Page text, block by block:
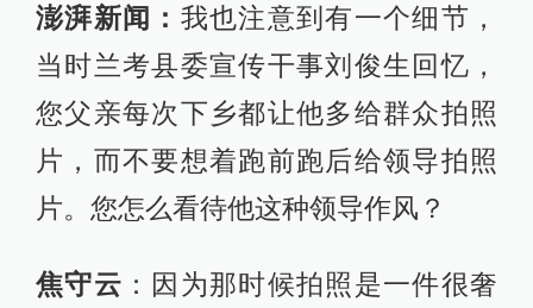
澎湃新闻： 我也注意到有一个细节，
当时兰考县委宣传干事刘俊生回忆，
您父亲每次下乡都让他多给群众拍照
片，而不要想着跑前跑后给领导拍照
片。您怎么看待他这种领导作风？
焦守云 ：因为那时候拍照是一件很奢